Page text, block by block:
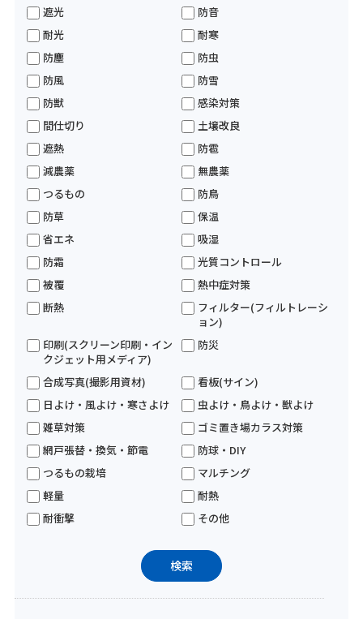
遮光
防音
耐光
耐寒
防塵
防虫
防風
防雪
防獣
感染対策
間仕切り
土壌改良
遮熱
防雹
減農薬
無農薬
つるもの
防鳥
防草
保温
省エネ
吸湿
防霜
光質コントロール
被覆
熱中症対策
断熱
フィルター(フィルトレーシ
ョン)
印刷(スクリーン印刷・イン
クジェット用メディア)
防災
合成写真(撮影用資材)
看板(サイン)
日よけ・風よけ・寒さよけ
虫よけ・鳥よけ・獣よけ
雑草対策
ゴミ置き場カラス対策
網戸張替・換気・節電
防球・DIY
つるもの栽培
マルチング
軽量
耐熱
耐衝撃
その他